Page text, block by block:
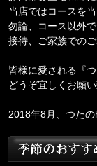
当店ではコースを
勿論、コース以外
接待、ご家族での
皆様に愛される『
どうぞ宜しくお願い
2018年8月、つた